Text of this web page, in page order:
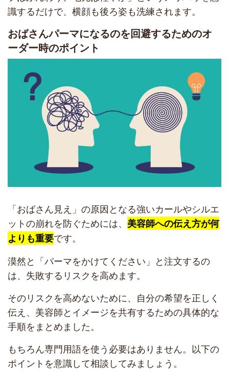
識するだけで、横顔も後ろ姿も洗練されます。
おばさんパーマになるのを回避するためのオ
ーダー時のポイント
「おばさん見え」の原因となる強いカールやシルエ
ットの崩れを防ぐためには、 美容師への伝え方が何
よりも重要です。
漠然と「パーマをかけてください」と注文するの
は、失敗するリスクを高めます。
そのリスクを高めないために、自分の希望を正しく
伝え、美容師とイメージを共有するための具体的な
手順をまとめました。
もちろん専門用語を使う必要はありません。以下の
ポイントを意識して相談してみましょう。